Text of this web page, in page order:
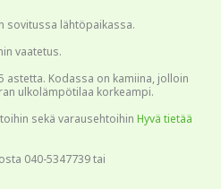
sovitussa lähtöpaikassa.
vaatetus.
astetta. Kodassa on kamiina, jolloin
ulkolämpötilaa korkeampi.
sekä varausehtoihin Hyvä tietää
040-5347739 tai